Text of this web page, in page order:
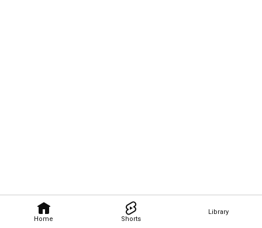
Home Shorts
Library